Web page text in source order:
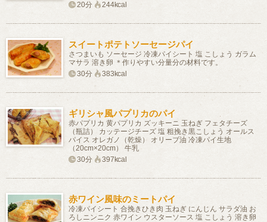
20分
244kcal
スイートポテトソーセージパイ
さつまいも ソーセージ 冷凍パイシート 塩 こしょう ガラム
マサラ 溶き卵 ＊作りやすい分量分の材料です。
30分
383kcal
ギリシャ風パプリカのパイ
赤パプリカ 黄パプリカ ズッキーニ 玉ねぎ フェタチーズ
（瓶詰） カッテージチーズ 塩 粗挽き黒こしょう オールス
パイス オレガノ（乾燥） オリーブ油 冷凍パイ生地
（20cm×20cm） 牛乳
30分
397kcal
赤ワイン風味のミートパイ
冷凍パイシート 合挽きひき肉 玉ねぎ にんじん サラダ油 お
ろしニンニク 赤ワイン ウスターソース 塩 こしょう 溶き卵